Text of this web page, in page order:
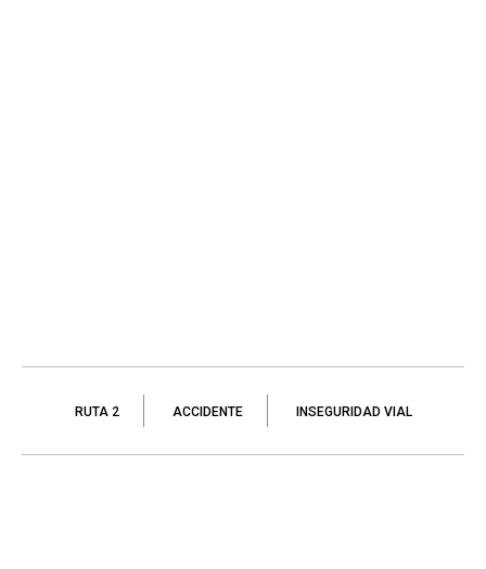
RUTA 2 ACCIDENTE INSEGURIDAD VIAL